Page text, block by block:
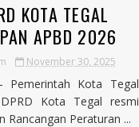
KOTA TEGAL
APBD 2026
November 30, 2025
Pemerintah Kota Tegal
Kota Tegal resmi
Rancangan Peraturan ...